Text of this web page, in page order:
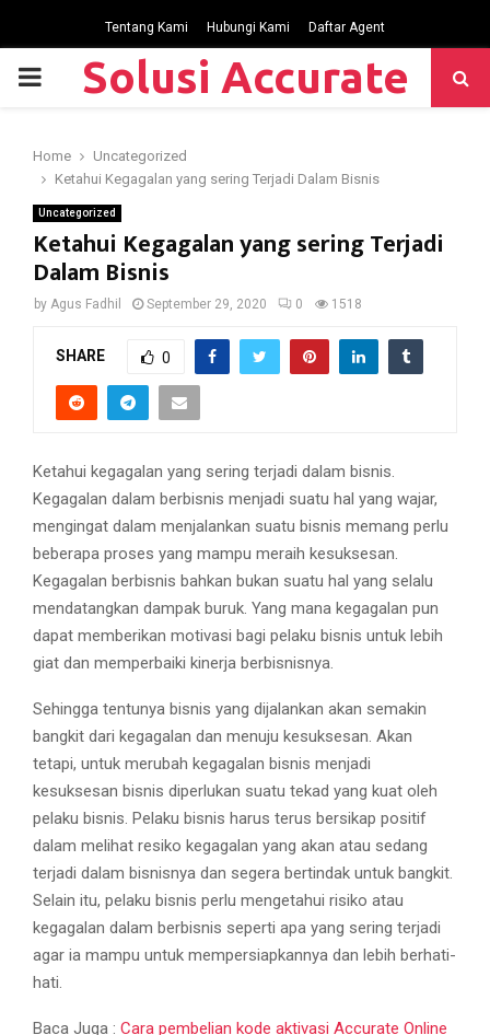
Tentang Kami Hubungi Kami Daftar Agent
P
M
A
M
E
N
U
Solusi Accurate
Home
Uncategorized
Ketahui Kegagalan yang sering Terjadi Dalam Bisnis
Uncategorized
Ketahui Kegagalan yang sering Terjadi
Dalam Bisnis
by Agus Fadhil September 29, 2020 0 1518
SHARE 0
Ketahui kegagalan yang sering terjadi dalam bisnis.
Kegagalan dalam berbisnis menjadi suatu hal yang wajar,
mengingat dalam menjalankan suatu bisnis memang perlu
beberapa proses yang mampu meraih kesuksesan.
Kegagalan berbisnis bahkan bukan suatu hal yang selalu
mendatangkan dampak buruk. Yang mana kegagalan pun
dapat memberikan motivasi bagi pelaku bisnis untuk lebih
giat dan memperbaiki kinerja berbisnisnya.
Sehingga tentunya bisnis yang dijalankan akan semakin
bangkit dari kegagalan dan menuju kesuksesan. Akan
tetapi, untuk merubah kegagalan bisnis menjadi
kesuksesan bisnis diperlukan suatu tekad yang kuat oleh
pelaku bisnis. Pelaku bisnis harus terus bersikap positif
dalam melihat resiko kegagalan yang akan atau sedang
terjadi dalam bisnisnya dan segera bertindak untuk bangkit.
Selain itu, pelaku bisnis perlu mengetahui risiko atau
kegagalan dalam berbisnis seperti apa yang sering terjadi
agar ia mampu untuk mempersiapkannya dan lebih berhati-
hati.
Baca Juga : Cara pembelian kode aktivasi Accurate Online